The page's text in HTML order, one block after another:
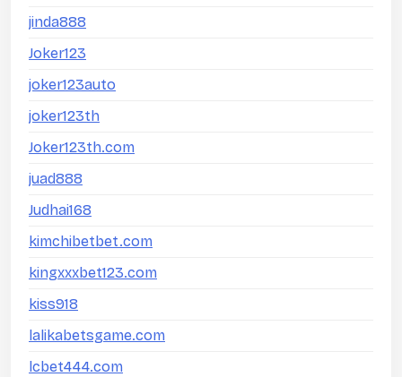
jinda888
Joker123
joker123auto
joker123th
Joker123th.com
juad888
Judhai168
kimchibetbet.com
kingxxxbet123.com
kiss918
lalikabetsgame.com
lcbet444.com